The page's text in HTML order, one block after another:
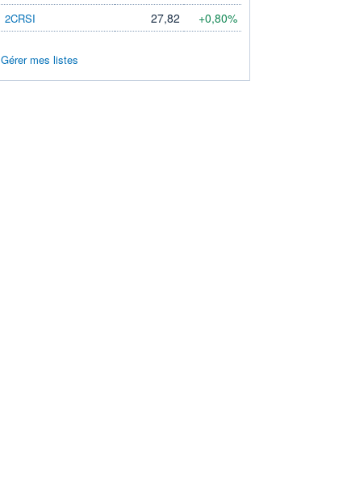
2CRSI 27,82 +0,80%
Gérer mes listes